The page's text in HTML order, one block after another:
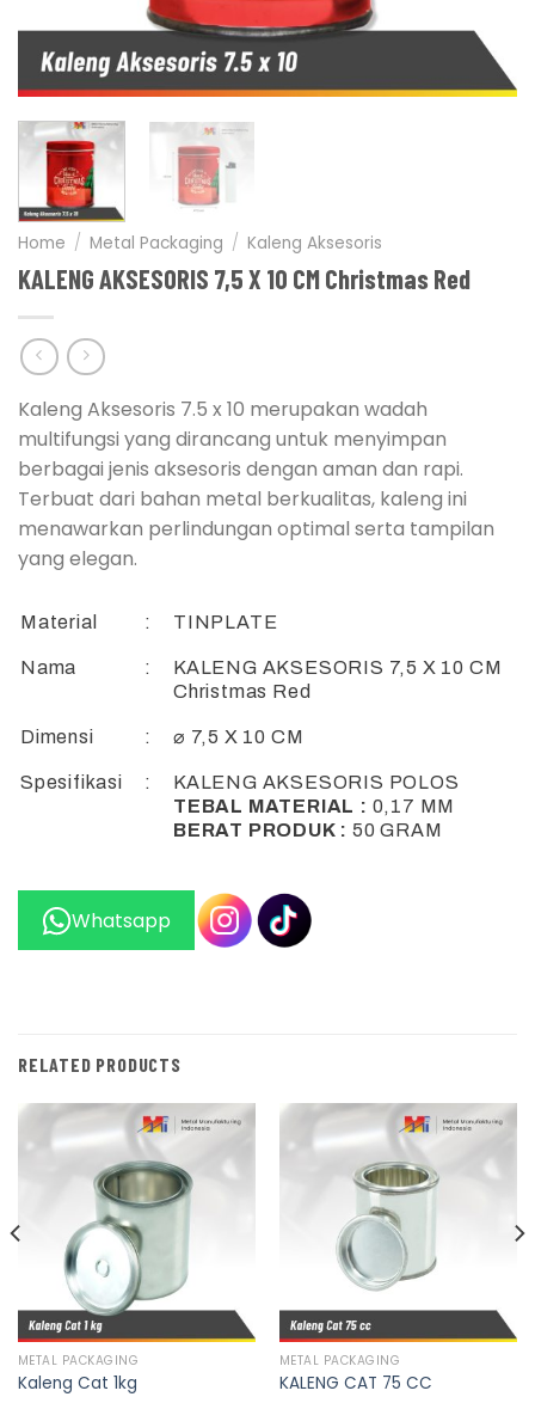
Home / Metal Packaging / Kaleng Aksesoris
KALENG AKSESORIS 7,5 X 10 CM Christmas Red
Kaleng Aksesoris 7.5 x 10 merupakan wadah
multifungsi yang dirancang untuk menyimpan
berbagai jenis aksesoris dengan aman dan rapi.
Terbuat dari bahan metal berkualitas, kaleng ini
menawarkan perlindungan optimal serta tampilan
yang elegan.
Material : TINPLATE
Nama :
KALENG AKSESORIS 7,5 X 10 CM
Christmas Red
Dimensi : ⌀ 7,5 X 10 CM
Spesifikasi :
KALENG AKSESORIS POLOS
TEBAL MATERIAL : 0,17 MM
BERAT PRODUK : 50 GRAM
Whatsapp
RELATED PRODUCTS
METAL PACKAGING
Kaleng Cat 1kg
METAL PACKAGING
KALENG CAT 75 CC